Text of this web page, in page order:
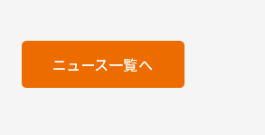
ニュース一覧へ